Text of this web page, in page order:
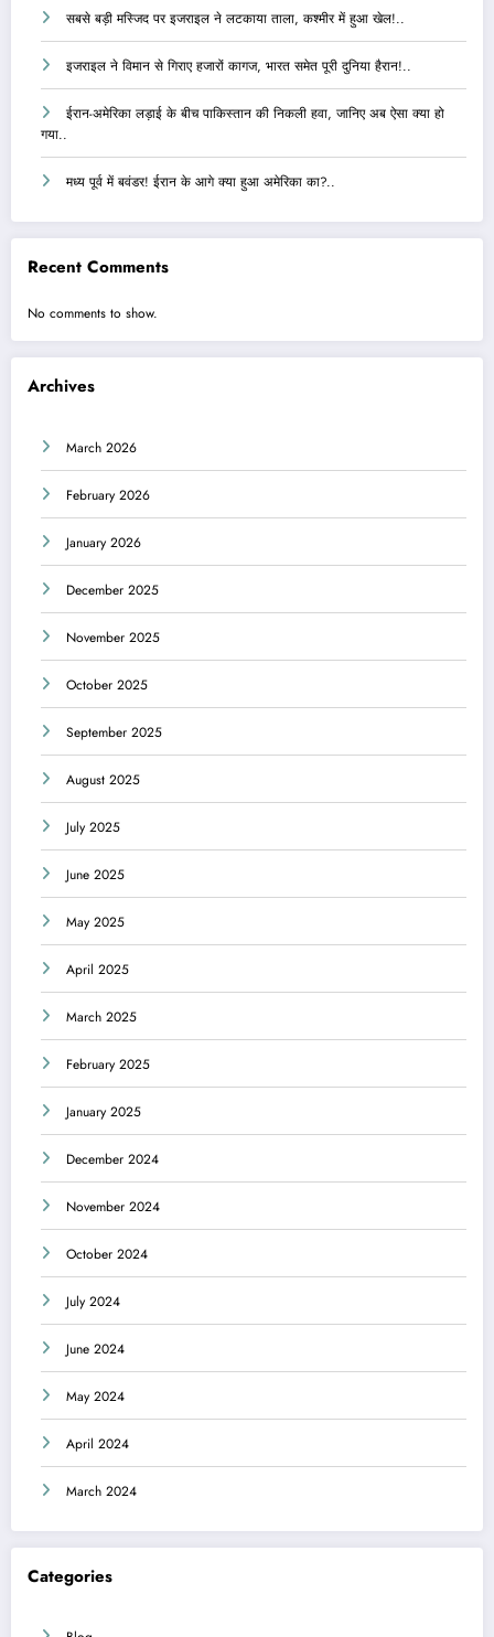
सबसे बड़ी मस्जिद पर इजराइल ने लटकाया ताला, कश्मीर में हुआ खेल!..
इजराइल ने विमान से गिराए हजारों कागज, भारत समेत पूरी दुनिया हैरान!..
ईरान-अमेरिका लड़ाई के बीच पाकिस्तान की निकली हवा, जानिए अब ऐसा क्या हो
गया..
मध्य पूर्व में बवंडर! ईरान के आगे क्या हुआ अमेरिका का?..
Recent Comments
No comments to show.
Archives
March 2026
February 2026
January 2026
December 2025
November 2025
October 2025
September 2025
August 2025
July 2025
June 2025
May 2025
April 2025
March 2025
February 2025
January 2025
December 2024
November 2024
October 2024
July 2024
June 2024
May 2024
April 2024
March 2024
Categories